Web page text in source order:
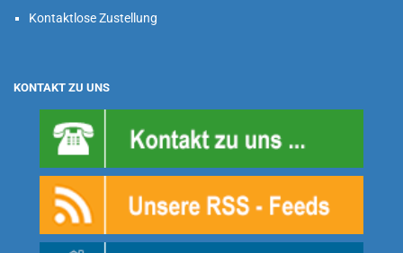
Kontaktlose Zustellung
KONTAKT ZU UNS